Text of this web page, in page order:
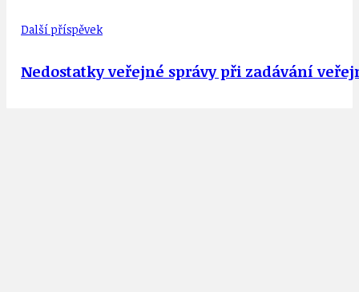
Další příspěvek
Nedostatky veřejné správy při zadávání